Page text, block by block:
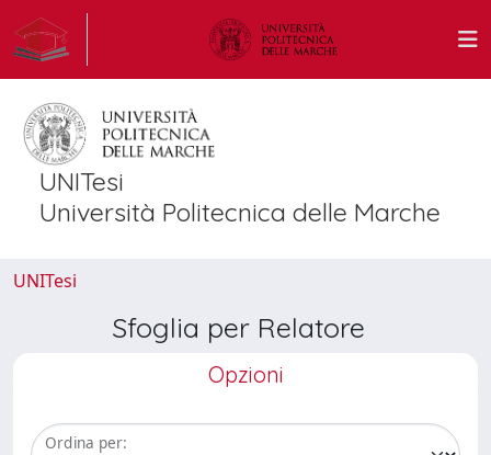
UNITesi
Università Politecnica delle Marche
UNITesi
Sfoglia per Relatore
Opzioni
Ordina per: